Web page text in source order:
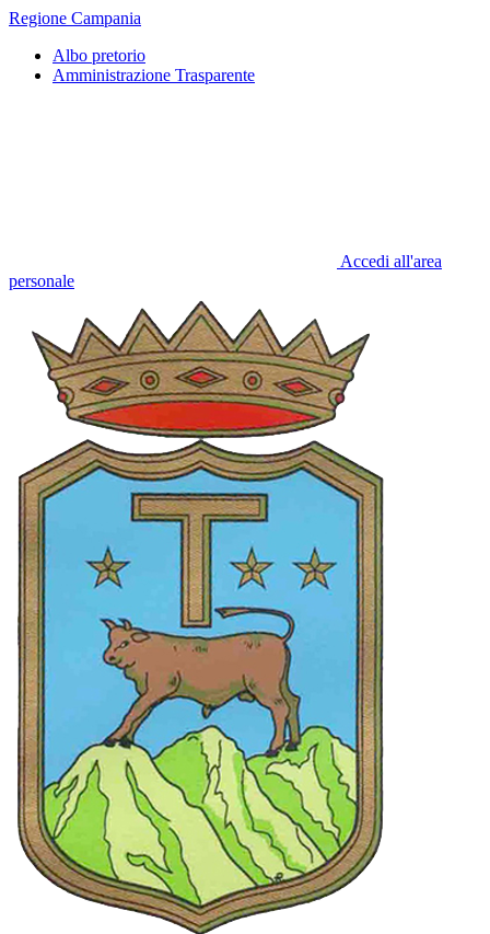
Regione Campania
Albo pretorio
Amministrazione Trasparente
Accedi all'area
personale